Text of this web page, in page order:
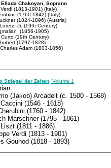
Chakoyan, Soprano
(1813-1901) (Italy)
(1760-1842) (Italy)
(1824-1896) (Austria)
Jr. (19th Century)
(1856-1905)
(19th Century)
(1797-1828)
Adam (1803-1856)
Spiegel der Zeiten, Volume 1
(Jakob) Arcadelt (c. 1500 - 1568)
(1546 - 1618)
(1760 - 1842)
Marschner (1795 - 1861)
(1811 - 1886)
Verdi (1813 - 1901)
Gounod (1818 - 1893)